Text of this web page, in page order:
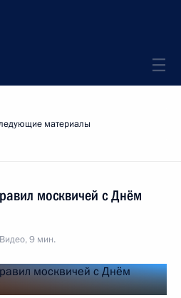
материалы
москвичей с Днём
Видео, 9 мин.